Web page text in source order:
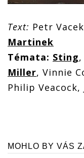
Text: Petr
Martinek
Témata: Sting
Miller, Vinnie
Philip
MOHLO BY VÁS